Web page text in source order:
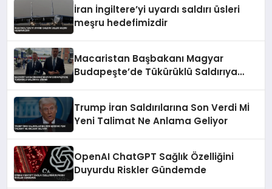
İran İngiltere’yi uyardı saldırı üsleri
meşru hedefimizdir
Macaristan Başbakanı Magyar
Budapeşte’de Tükürüklü Saldırıya
Trump İran Saldırılarına Son Verdi Mİ
Yeni Talimat Ne Anlama Geliyor
OpenAI ChatGPT Sağlık Özelliğini
Duyurdu Riskler Gündemde